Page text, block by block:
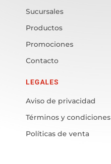
Sucursales
Productos
Promociones
Contacto
LEGALES
Aviso de privacidad
Términos y condiciones
Políticas de venta